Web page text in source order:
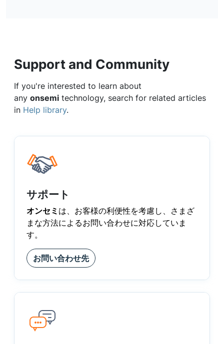
Support and Community
If you're interested to learn about
any onsemi technology, search for related articles
in Help library.
サポート
オンセミ は、お客様の利便性を考慮し、さまざ
まな方法によるお問い合わせに対応していま
す。
お問い合わせ先